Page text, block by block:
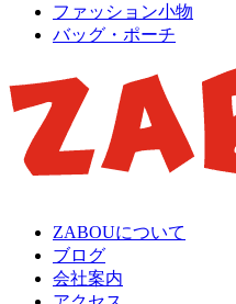
ファッション小物
バッグ・ポーチ
ZABOUについて
ブログ
会社案内